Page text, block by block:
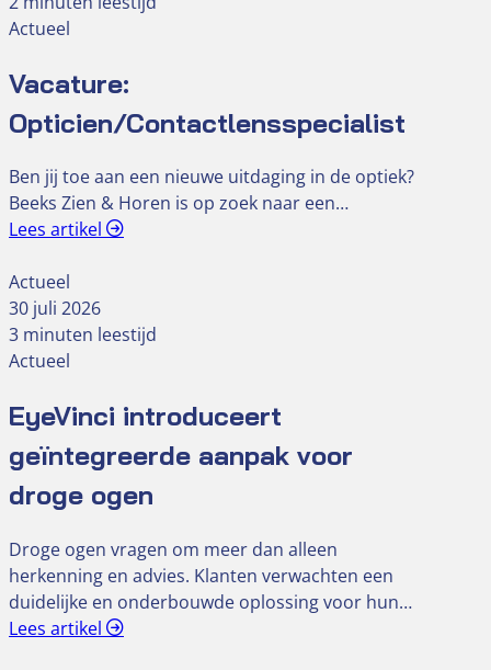
Actueel
Vacature:
Opticien/Contactlensspecialist
Ben jij toe aan een nieuwe uitdaging in de optiek?
Beeks Zien & Horen is op zoek naar een…
Lees artikel
Actueel
30 juli 2026
3 minuten leestijd
Actueel
EyeVinci introduceert
geïntegreerde aanpak voor
droge ogen
Droge ogen vragen om meer dan alleen
herkenning en advies. Klanten verwachten een
duidelijke en onderbouwde oplossing voor hun…
Lees artikel